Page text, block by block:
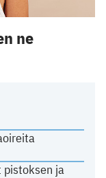
pistoksen ja
ne